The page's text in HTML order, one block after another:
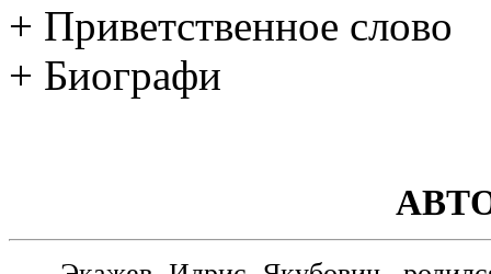
+ Приветственное слово
+ Биографи